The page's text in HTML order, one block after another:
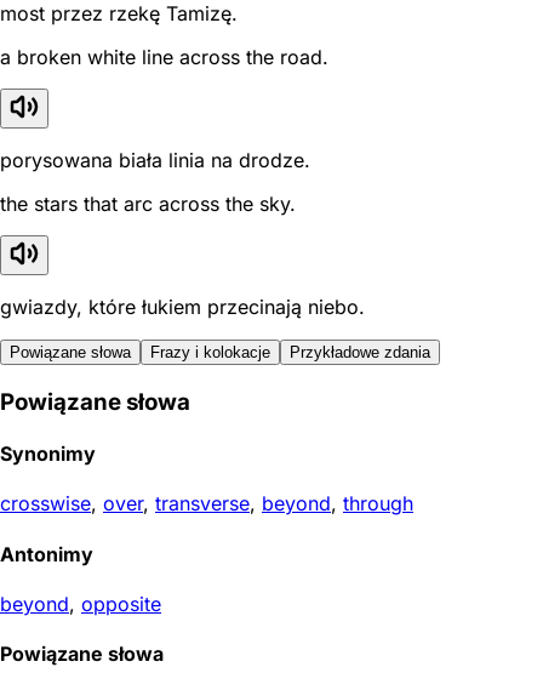
most przez rzekę Tamizę.
a broken white line across the road.
porysowana biała linia na drodze.
the stars that arc across the sky.
gwiazdy, które łukiem przecinają niebo.
Powiązane słowa Frazy i kolokacje Przykładowe zdania
Powiązane słowa
Synonimy
crosswise, over, transverse, beyond, through
Antonimy
beyond, opposite
Powiązane słowa